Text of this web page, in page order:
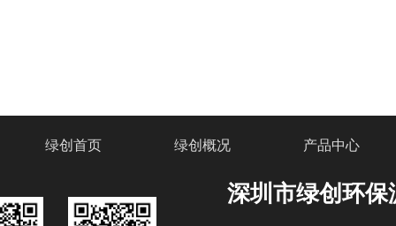
深圳市绿创环
绿创首页 绿创概况 产品中心